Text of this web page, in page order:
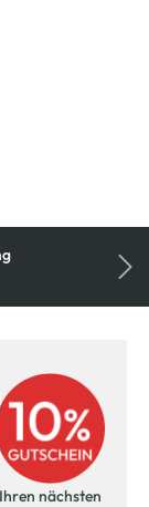
nächsten